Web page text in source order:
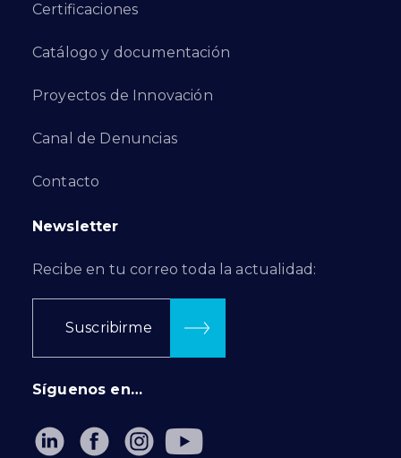
Certificaciones
Catálogo y documentación
Proyectos de Innovación
Canal de Denuncias
Contacto
Newsletter
Recibe en tu correo toda la actualidad:
Suscribirme
Síguenos en…